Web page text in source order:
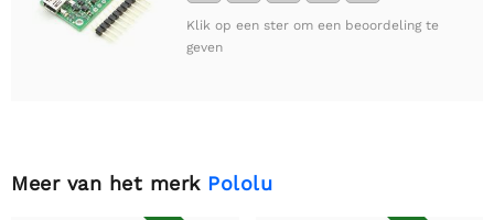
Klik op een ster om een beoordeling te
geven
Meer van het merk Pololu